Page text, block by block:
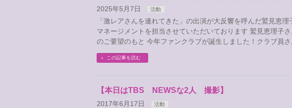
2025年5月7日 活動
「激レアさんを連れてきた」の出演が大反響を呼んだ鷲見恵
マネージメントを担当させていただいております 鷲見恵理子
のご要望のもと 今年ファンクラブが誕生しました！クラブ員
この記事を読む
【本日はTBS NEWSな2人 撮影】
2017年6月17日 活動